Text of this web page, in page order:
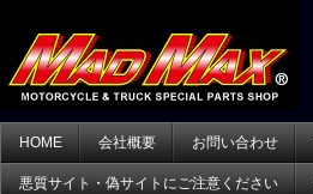
HOME 会社概要 お問い合わせ
悪質サイト・偽サイトにご注意ください